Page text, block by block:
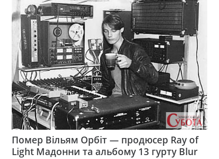
Помер Вільям Орбіт — продюсер Ray of
Light Мадонни та альбому 13 гурту Blur